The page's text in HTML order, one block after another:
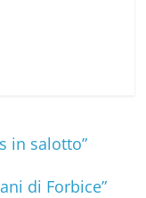
in salotto”
di Forbice”